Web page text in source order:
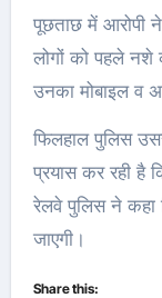
पूछताछ में आरोपी
लोगों को पहले नशे
उनका मोबाइल व
फिलहाल पुलिस
प्रयास कर रही है
रेलवे पुलिस ने कहा
जाएगी।
Share this: